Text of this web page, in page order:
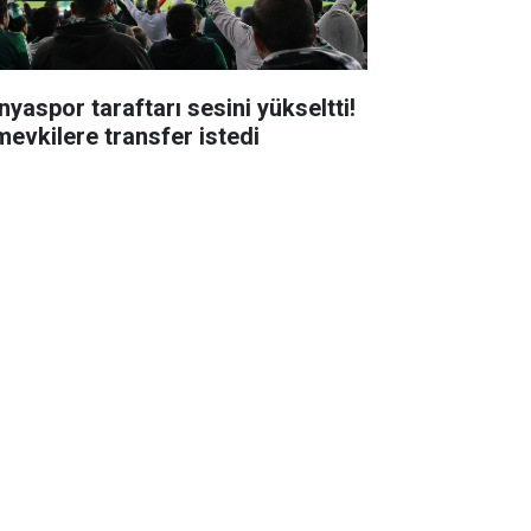
taraftarı sesini yükseltti!
transfer istedi